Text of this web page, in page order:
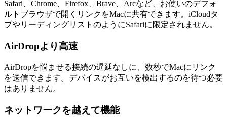
Safari、Chrome、Firefox、Brave、Arcなど、お使いのデフォ
ルトブラウザで開くリンクをMacに共有できます。iCloudタ
ブやリーディングリストのようにSafariに限定されません。
AirDropより高速
AirDropを悩ませる接続の遅延なしに、数秒でMacにリンク
を送信できます。デバイスがお互いを検出するのを待つ必要
はありません。
ネットワークを越えて機能